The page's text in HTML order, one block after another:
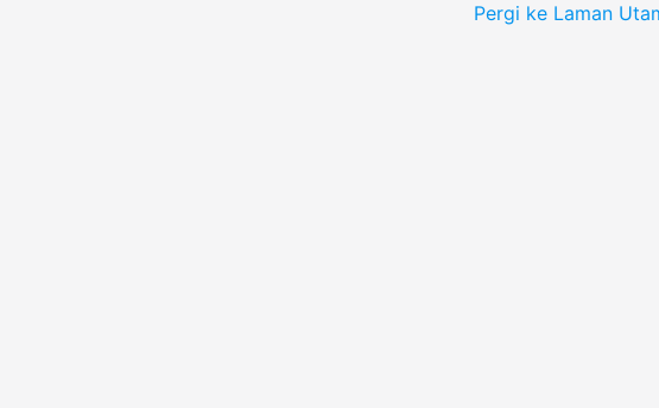
Pergi ke Laman